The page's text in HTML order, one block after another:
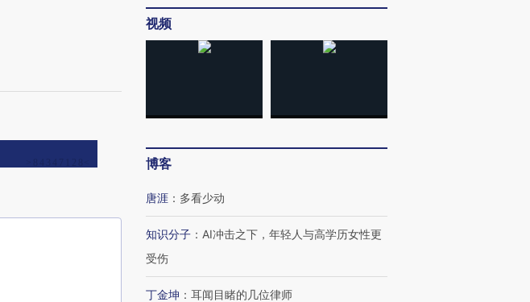
视频
博客
唐涯 ： 多看少动
知识分子 ： AI冲击之下，年轻人与高学历女性更
受伤
丁金坤 ： 耳闻目睹的几位律师